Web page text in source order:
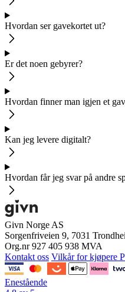
Hvordan ser gavekortet ut?
Er det noen gebyrer?
Hvordan finner man igjen et
Kan jeg levere digitalt?
Hvordan får jeg svar på andre
Givn Norge AS
Sorgenfriveien 9, 7031
Org.nr 927 405 938 MVA
Kontakt oss Vilkår for kjøpere
Enestående